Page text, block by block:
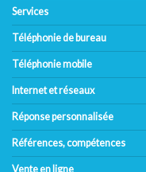
Services
Téléphonie de bureau
Téléphonie mobile
Internet et réseaux
Réponse personnalisée
Références, compétences
Vente en ligne